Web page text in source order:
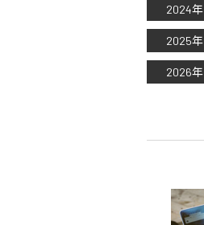
2024年
2025年
2026年